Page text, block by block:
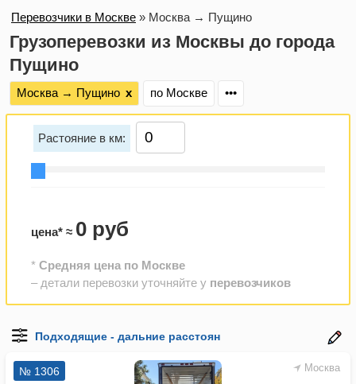
Перевозчики в Москве » Москва → Пущино
Грузоперевозки из Москвы до города
Пущино
Москва → Пущино х по Москве •••
Растояние в км:
цена* ≈ 0 руб
* Средняя цена по Москве
– детали перевозки уточняйте у перевозчиков
Москва
№ 1306